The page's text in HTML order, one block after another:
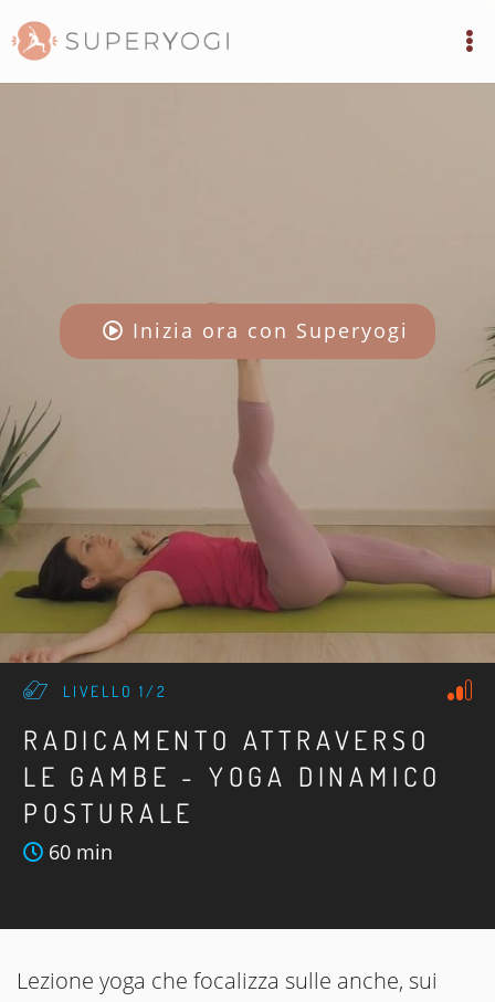
Inizia ora con Superyogi
LIVELLO 1/2
RADICAMENTO ATTRAVERSO
LE GAMBE - YOGA DINAMICO
POSTURALE
60 min
Lezione yoga che focalizza sulle anche, sui